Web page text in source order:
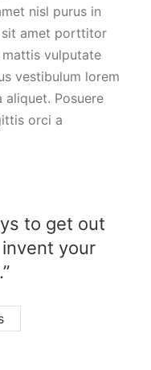
nisl purus in
sit amet porttitor
vulputate
vestibulum lorem
aliquet. Posuere
orci a
to get out
your